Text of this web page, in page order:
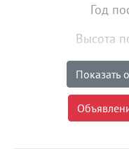
Год
Высота
Показать